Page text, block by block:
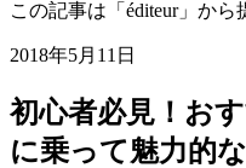
この記事は「éditeur」か
2018年5月11日
初心者必見！お
に乗って魅力的